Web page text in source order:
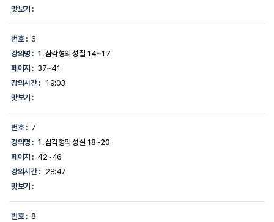
맛보기 :
번호 : 6
강의명 : 1. 삼각형의 성질 14~17
페이지 : 37~41
강의시간 :
19:03
맛보기 :
번호 : 7
강의명 : 1. 삼각형의 성질 18~20
페이지 : 42~46
강의시간 :
28:47
맛보기 :
번호 : 8